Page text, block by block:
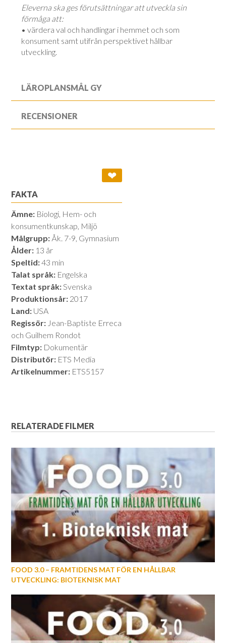
Eleverna ska ges förutsättningar att utveckla sin
förmåga att:
• värdera val och handlingar i hemmet och som
konsument samt utifrån perspektivet hållbar
utveckling.
LÄROPLANSMÅL GY
RECENSIONER
❤
FAKTA
Ämne: Biologi, Hem- och
konsumentkunskap, Miljö
Målgrupp: Åk. 7-9, Gymnasium
Ålder: 13 år
Speltid:43 min
Talat språk: Engelska
Textat språk:Svenska
Produktionsår: 2017
Land: USA
Regissör: Jean-Baptiste Erreca
och Guilhem Rondot
Filmtyp: Dokumentär
Distributör: ETS Media
Artikelnummer: ETS5157
RELATERADE FILMER
FOOD 3.0 – FRAMTIDENS MAT FÖR EN HÅLLBAR
UTVECKLING: BIOTEKNISK MAT